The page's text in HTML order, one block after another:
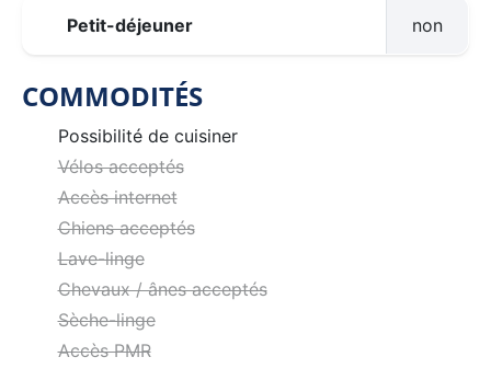
Petit-déjeuner non
COMMODITÉS
Possibilité de cuisiner
Vélos acceptés
Accès internet
Chiens acceptés
Lave-linge
Chevaux / ânes acceptés
Sèche-linge
Accès PMR